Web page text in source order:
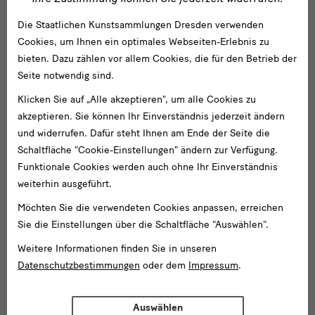
© Gemäldegalerie Alte Meister, Staatliche Kunstsammlungen Dresden, Foto:
Jürgen Lösel
Zum
Download
© Galleria Borghese / ph. Mauro Coen
Die Staatlichen Kunstsammlungen Dresden verwenden
Cookies, um Ihnen ein optimales Webseiten-Erlebnis zu
bieten. Dazu zählen vor allem Cookies, die für den Betrieb der
Seite notwendig sind.
Klicken Sie auf „Alle akzeptieren“, um alle Cookies zu
akzeptieren. Sie können Ihr Einverständnis jederzeit ändern
und widerrufen. Dafür steht Ihnen am Ende der Seite die
Schaltfläche "Cookie-Einstellungen" ändern zur Verfügung.
Funktionale Cookies werden auch ohne Ihr Einverständnis
weiterhin ausgeführt.
Möchten Sie die verwendeten Cookies anpassen, erreichen
Sie die Einstellungen über die Schaltfläche "Auswählen".
Weitere Informationen finden Sie in unseren
Datenschutzbestimmungen oder dem Impressum.
Auswählen